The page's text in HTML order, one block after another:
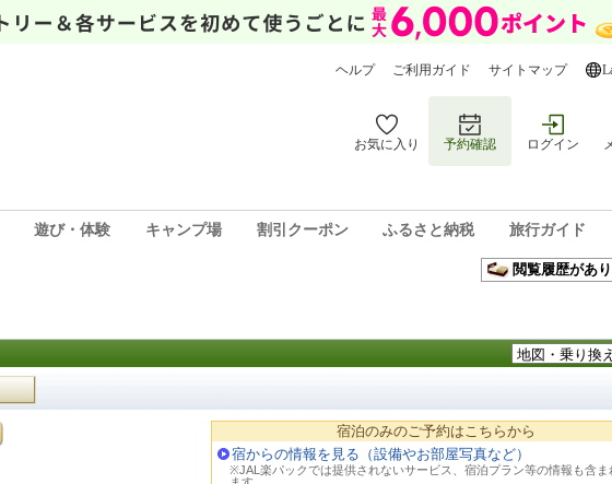
ヘルプ ご利用ガイド サイトマップ
お気に入り 予約確認 ログイン
遊び・体験 キャンプ場 割引クーポン ふるさと納税 旅行ガイド
閲覧履歴があ
宿泊のみのご予約はこちらから
宿からの情報を見る（設備やお部屋写真など）
※JAL楽パックでは提供されないサービス、宿泊プラン等の情報も含ま